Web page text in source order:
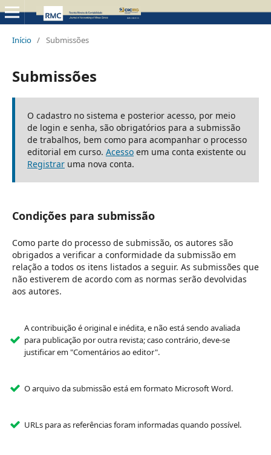
Início / Submissões
Submissões
O cadastro no sistema e posterior acesso, por meio
de login e senha, são obrigatórios para a submissão
de trabalhos, bem como para acompanhar o processo
editorial em curso. Acessoem uma conta existente ou
Registraruma nova conta.
Condições para submissão
Como parte do processo de submissão, os autores são
obrigados a verificar a conformidade da submissão em
relação a todos os itens listados a seguir. As submissões que
não estiverem de acordo com as normas serão devolvidas
aos autores.
A contribuição é original e inédita, e não está sendo avaliada
para publicação por outra revista; caso contrário, deve-se
justificar em "Comentários ao editor".
O arquivo da submissão está em formato Microsoft Word.
URLs para as referências foram informadas quando possível.